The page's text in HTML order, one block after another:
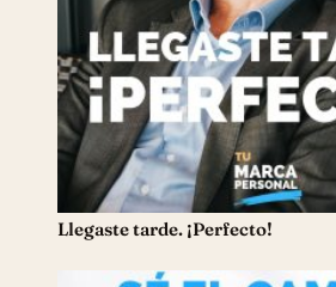
Llegaste tarde. ¡Perfecto!